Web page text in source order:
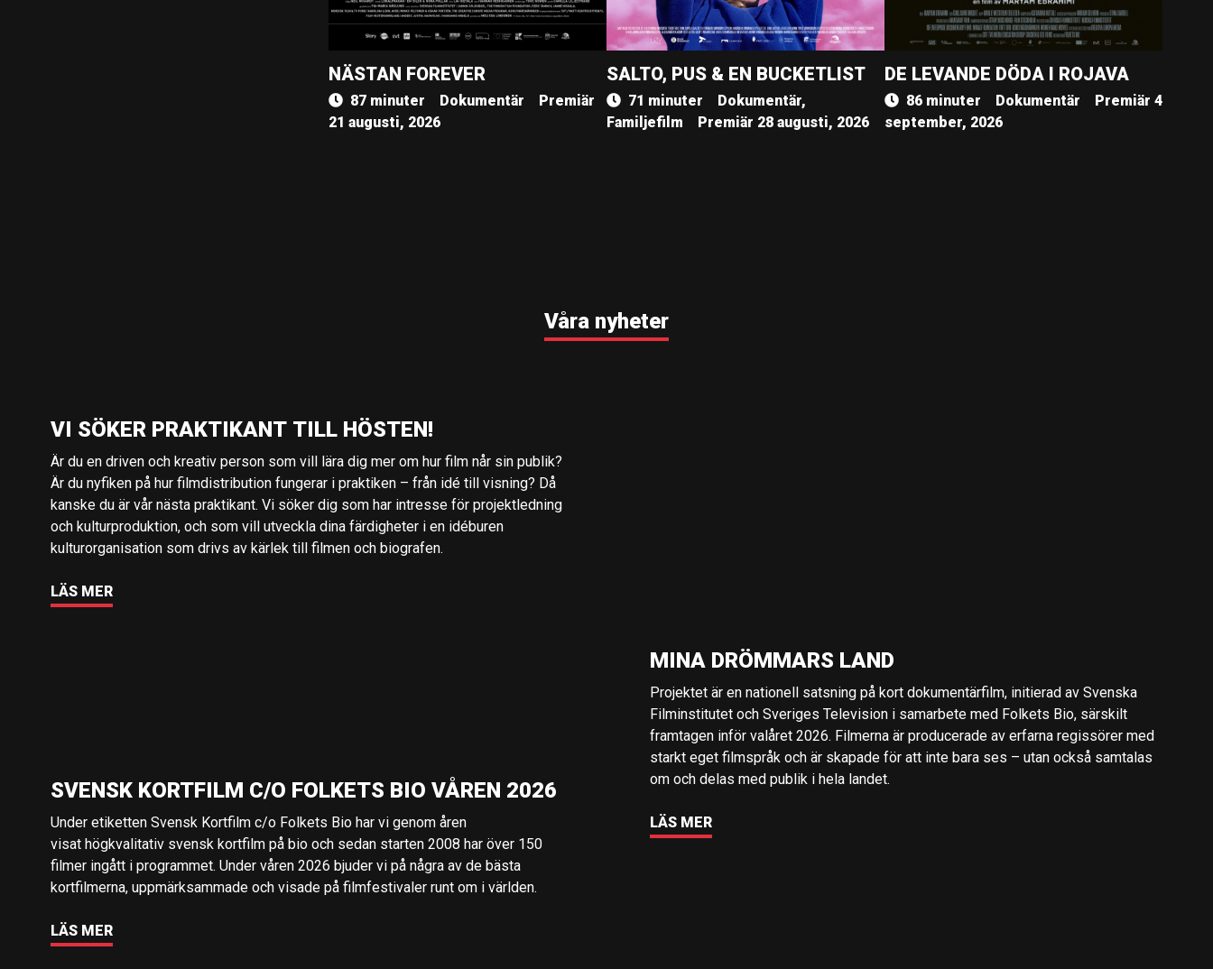
NÄSTAN FOREVER
87 minuter Dokumentär
Premiär
21 augusti, 2026
SALTO, PUS & EN BUCKETLIST
71 minuter
Dokumentär,
Familjefilm
Premiär 28 augusti, 2026
DE LEVANDE DÖDA I ROJAVA
86 minuter Dokumentär
Premiär 4
september, 2026
Våra nyheter
VI SÖKER PRAKTIKANT TILL HÖSTEN!
Är du en driven och kreativ person som vill lära dig mer om hur film når sin publik?
Är du nyfiken på hur filmdistribution fungerar i praktiken – från idé till visning? Då
kanske du är vår nästa praktikant. Vi söker dig som har intresse för projektledning
och kulturproduktion, och som vill utveckla dina färdigheter i en idéburen
kulturorganisation som drivs av kärlek till filmen och biografen.
LÄS MER
MINA DRÖMMARS LAND
Projektet är en nationell satsning på kort dokumentärfilm, initierad av Svenska
Filminstitutet och Sveriges Television i samarbete med Folkets Bio, särskilt
framtagen inför valåret 2026. Filmerna är producerade av erfarna regissörer med
starkt eget filmspråk och är skapade för att inte bara ses – utan också samtalas
om och delas med publik i hela landet.
LÄS MER
SVENSK KORTFILM C/O FOLKETS BIO VÅREN 2026
Under etiketten Svensk Kortfilm c/o Folkets Bio har vi genom åren
visat högkvalitativ svensk kortfilm på bio och sedan starten 2008 har över 150
filmer ingått i programmet. Under våren 2026 bjuder vi på några av de bästa
kortfilmerna, uppmärksammade och visade på filmfestivaler runt om i världen.
LÄS MER